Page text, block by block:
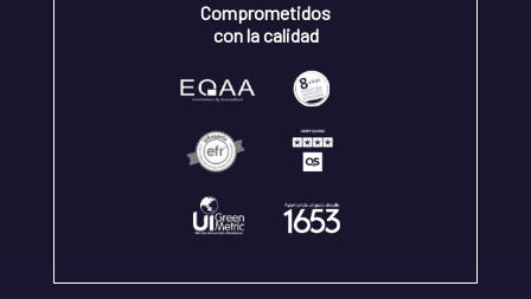
Comprometidos
con la calidad